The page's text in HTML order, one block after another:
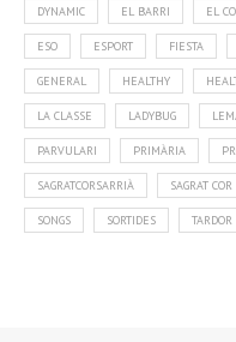
DYNAMIC EL BARRI EL
ESO ESPORT FIESTA
GENERAL HEALTHY
LA CLASSE LADYBUG
PARVULARI PRIMÀRIA
SAGRATCORSARRIÀ SAGRAT
SONGS SORTIDES TARDOR